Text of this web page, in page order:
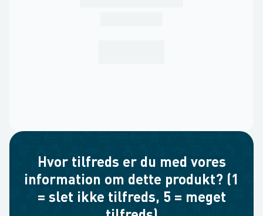
Hvor tilfreds er du med vores
information om dette produkt? (1
= slet ikke tilfreds, 5 = meget